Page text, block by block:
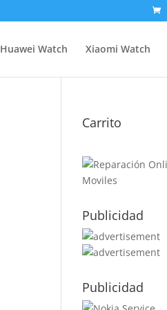
Huawei Watch Xiaomi Watch
Carrito
Publicidad
Publicidad